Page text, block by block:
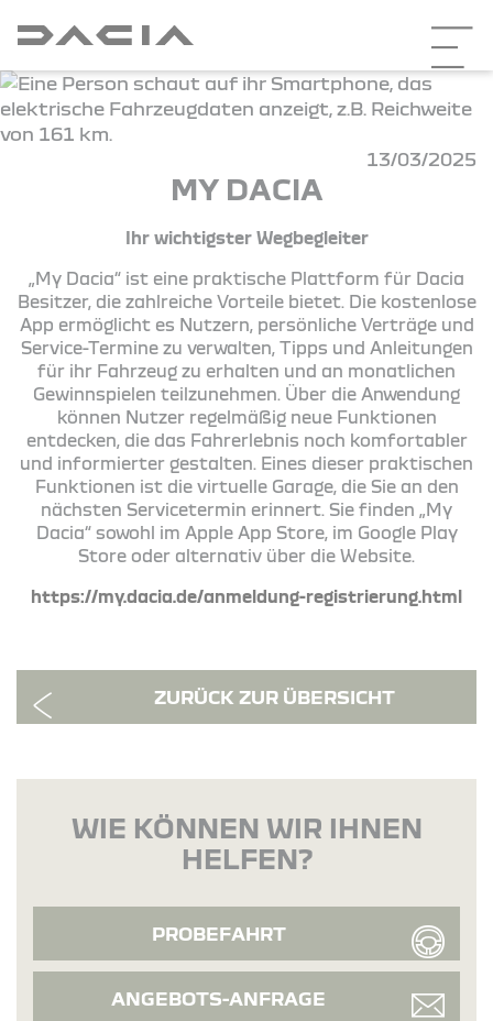
13/03/2025
MY DACIA
Ihr wichtigster Wegbegleiter
„My Dacia“ ist eine praktische Plattform für Dacia
Besitzer, die zahlreiche Vorteile bietet. Die kostenlose
App ermöglicht es Nutzern, persönliche Verträge und
Service-Termine zu verwalten, Tipps und Anleitungen
für ihr Fahrzeug zu erhalten und an monatlichen
Gewinnspielen teilzunehmen. Über die Anwendung
können Nutzer regelmäßig neue Funktionen
entdecken, die das Fahrerlebnis noch komfortabler
und informierter gestalten. Eines dieser praktischen
Funktionen ist die virtuelle Garage, die Sie an den
nächsten Servicetermin erinnert. Sie finden „My
Dacia“ sowohl im Apple App Store, im Google Play
Store oder alternativ über die Website.
https://my.dacia.de/anmeldung-registrierung.html
ZURÜCK ZUR ÜBERSICHT
WIE KÖNNEN WIR IHNEN
HELFEN?
PROBEFAHRT
ANGEBOTS-ANFRAGE